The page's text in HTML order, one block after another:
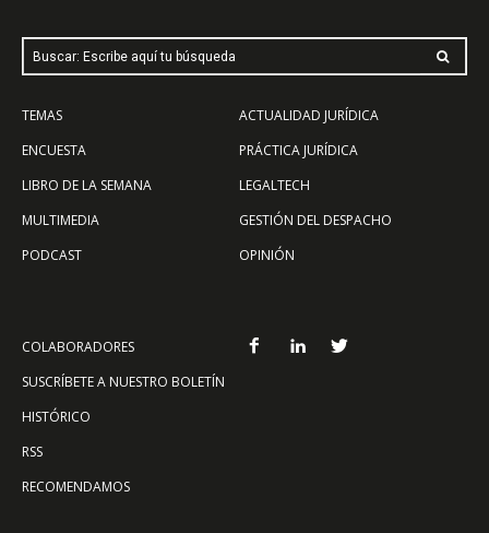
Buscar: Escribe aquí tu búsqueda
TEMAS
ENCUESTA
LIBRO DE LA SEMANA
MULTIMEDIA
PODCAST
ACTUALIDAD JURÍDICA
PRÁCTICA JURÍDICA
LEGALTECH
GESTIÓN DEL DESPACHO
OPINIÓN
COLABORADORES
SUSCRÍBETE A NUESTRO BOLETÍN
HISTÓRICO
RSS
RECOMENDAMOS